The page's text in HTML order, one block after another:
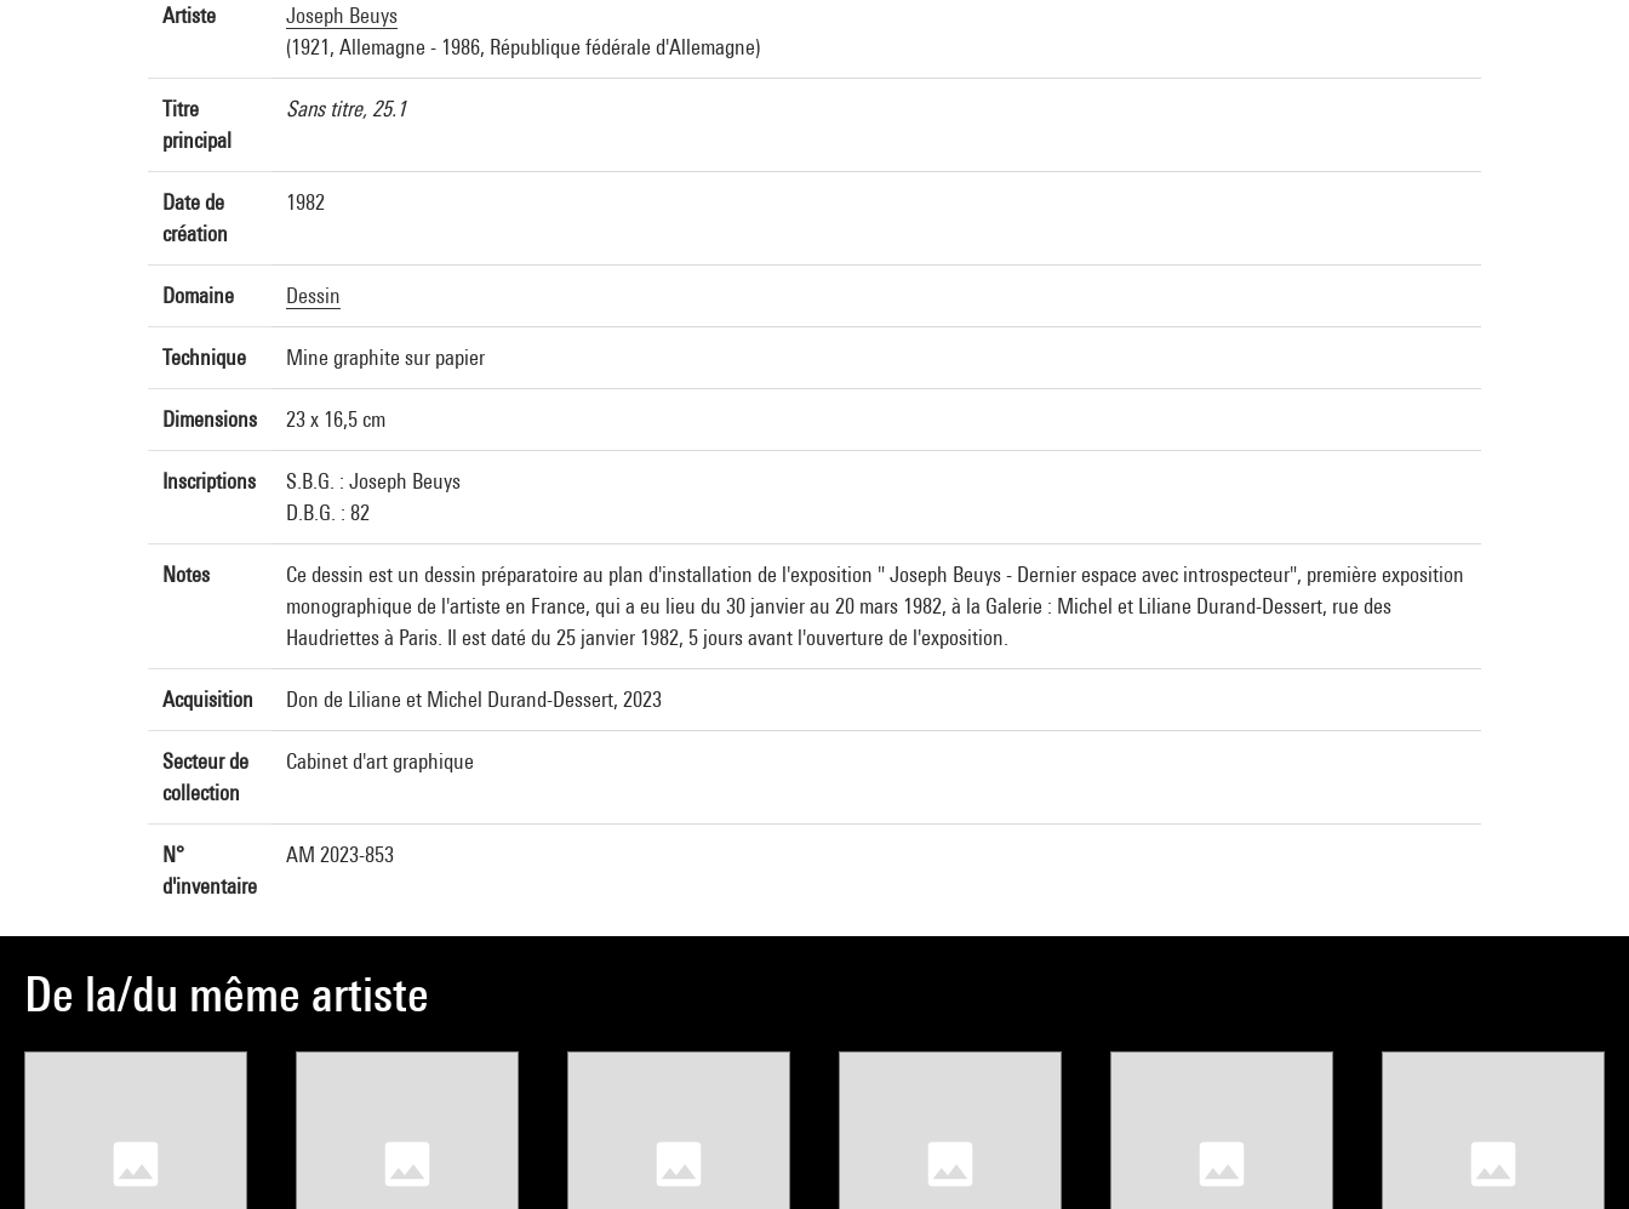
Artiste
Joseph Beuys
(1921, Allemagne - 1986, République fédérale d'Allemagne)
Titre
principal
Sans titre, 25.1
Date de
création
1982
Domaine Dessin
Technique Mine graphite sur papier
Dimensions 23 x 16,5 cm
Inscriptions
S.B.G. : Joseph Beuys
D.B.G. : 82
Notes
Ce dessin est un dessin préparatoire au plan d'installation de l'exposition " Joseph Beuys - Dernier espace avec introspecteur", première exposition
monographique de l'artiste en France, qui a eu lieu du 30 janvier au 20 mars 1982, à la Galerie : Michel et Liliane Durand-Dessert, rue des
Haudriettes à Paris. Il est daté du 25 janvier 1982, 5 jours avant l'ouverture de l'exposition.
Acquisition Don de Liliane et Michel Durand-Dessert, 2023
Secteur de
collection
Cabinet d'art graphique
N°
d'inventaire
AM 2023-853
De la/du même artiste